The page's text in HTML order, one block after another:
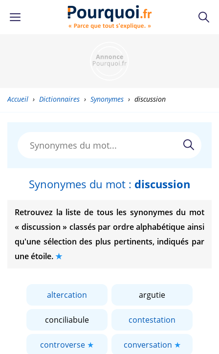
Accueil › Dictionnaires › Synonymes › discussion
Synonymes du mot : discussion
Retrouvez la liste de tous les synonymes du mot
« discussion » classés par ordre alphabétique ainsi
qu'une sélection des plus pertinents, indiqués par
une étoile.
altercation argutie
conciliabule contestation
controverse conversation